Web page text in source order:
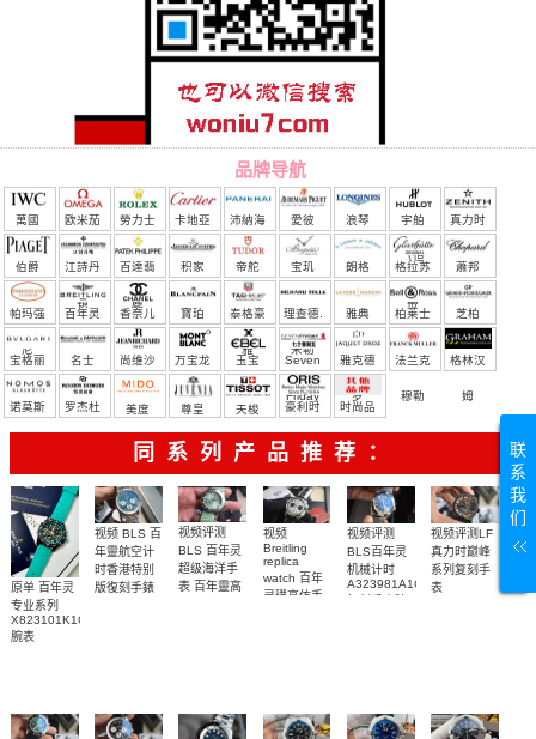
品牌导航
萬國 欧米茄 勞力士 卡地亞 沛納海 愛彼 浪琴 宇舶
（恒
宝）
真力时
伯爵 江詩丹
頓
百達翡
麗
积家 帝舵 宝玑 朗格 格拉苏
蒂
蕭邦
帕玛强
尼
百年灵 香奈儿 寶珀 泰格豪
雅
理查德.
米勒
雅典 柏莱士 芝柏
宝格丽 名士 尚维沙 万宝龙 玉宝 Seven
Friday
雅克德
罗
法兰克
穆勒
格林汉
姆
诺莫斯
罗杰杜 美度 尊皇 天梭 豪利时 时尚品
牌/原单
同系列产品推荐：
原单 百年灵
专业系列
X823101K1C1S1
腕表
视频 BLS 百
年靈航空计
时香港特别
版復刻手錶
视频评测
BLS 百年灵
超级海洋手
表 百年靈高
视频
Breitling
replica
watch 百年
灵璞高仿手
视频评测
BLS百年灵
机械计时
A323981A1C1A1
视频评测LF
真力时巅峰
系列复刻手
表
联
系
我
们